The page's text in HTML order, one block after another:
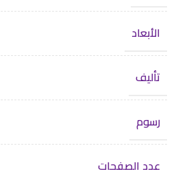
الأبعاد
تأليف
رسوم
عدد الصفحات